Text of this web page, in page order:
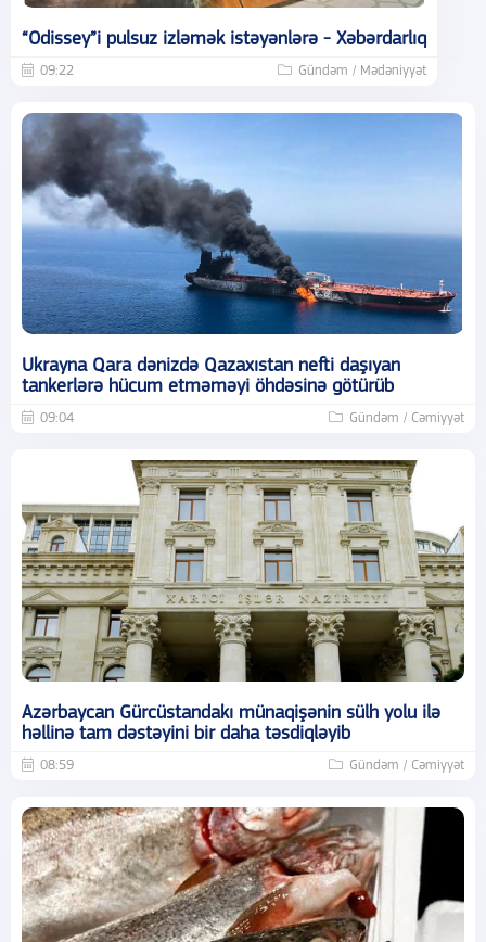
“Odissey”i pulsuz izləmək istəyənlərə - Xəbərdarlıq
09:22 Gündəm / Mədəniyyət
Ukrayna Qara dənizdə Qazaxıstan nefti daşıyan
tankerlərə hücum etməməyi öhdəsinə götürüb
09:04 Gündəm / Cəmiyyət
Azərbaycan Gürcüstandakı münaqişənin sülh yolu ilə
həllinə tam dəstəyini bir daha təsdiqləyib
08:59 Gündəm / Cəmiyyət